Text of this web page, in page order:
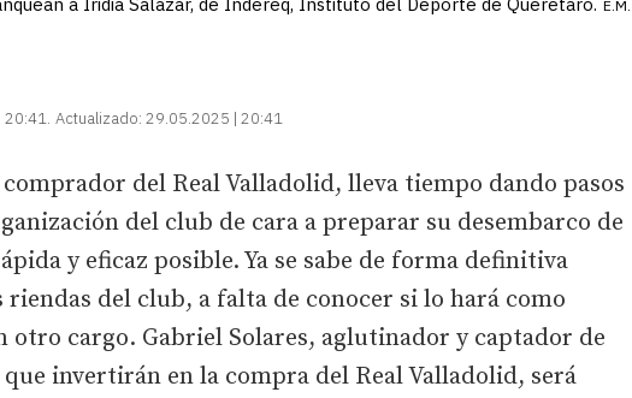
E.M.
20:41 Actualizado: 29.05.2025 | 20:41
del Real Valladolid, lleva tiempo dando pasos
del club de cara a preparar su desembarco de
y eficaz posible. Ya se sabe de forma definitiva
riendas del club, a falta de conocer si lo hará como
otro cargo. Gabriel Solares, aglutinador y captador de
invertirán en la compra del Real Valladolid, será